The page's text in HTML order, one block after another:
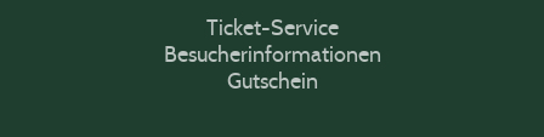
Ticket-Service
Besucherinformationen
Gutschein